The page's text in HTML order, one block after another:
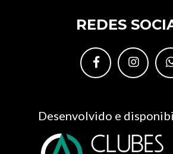
REDES
Desenvolvido e